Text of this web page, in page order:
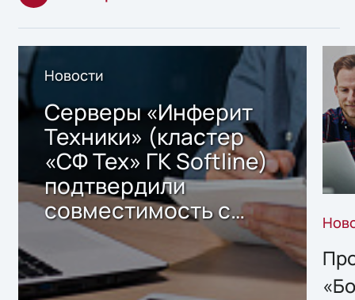
Новости
Серверы «Инферит
Техники» (кластер
«СФ Тех» ГК Softline)
подтвердили
совместимость с
решением Sharx
Storage 2.x для
хранения данных